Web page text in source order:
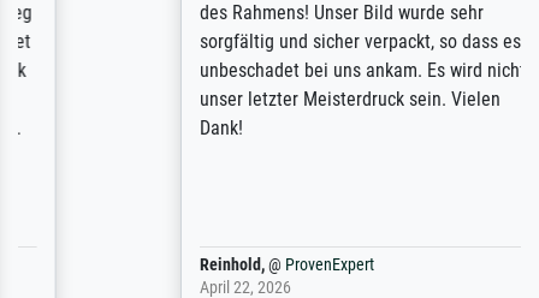
des Rahmens! Unser Bild wurde sehr
sorgfältig und sicher verpackt, so dass es
unbeschadet bei uns ankam. Es wird nicht
unser letzter Meisterdruck sein. Vielen
ProvenExpert